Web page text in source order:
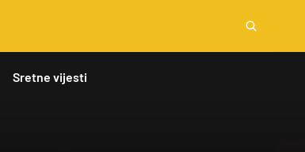
Sretne vijesti